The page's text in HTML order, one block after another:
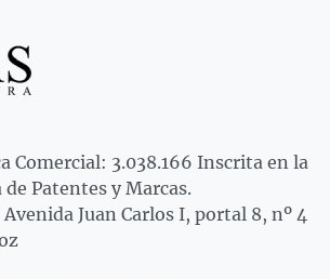
Comercial: 3.038.166 Inscrita en la
Patentes y Marcas.
Juan Carlos I, portal 8, nº 4